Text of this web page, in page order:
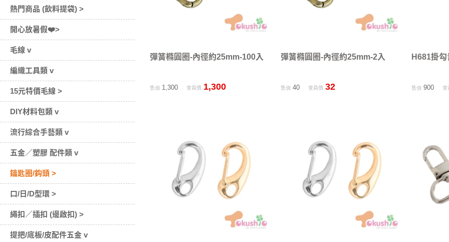
熱門商品 (飲料提袋) >
開心放暑假❤️>
毛線 v
編織工具類 v
15元特價毛線 >
DIY材料包類 v
流行綜合手藝類 v
五金／塑膠 配件類 v
鑰匙圈/鈎頭 >
口/日/D型環 >
繩扣／插扣 (邊啟扣) >
提把/底板/皮配件五金 v
彈簧橢圓圈-內徑約25mm-100入
售價1,300 會員價 1,300
彈簧橢圓圈-內徑約25mm-2入
售價 40 會員價 32
H681掛
售價 900 會